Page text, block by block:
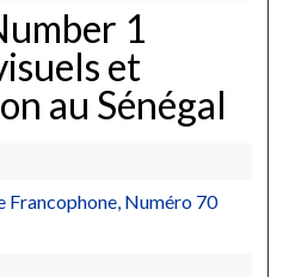
1
et
au Sénégal
Francophone, Numéro 70